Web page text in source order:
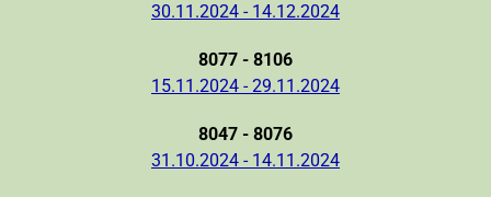
30.11.2024 - 14.12.2024
8077 - 8106
15.11.2024 - 29.11.2024
8047 - 8076
31.10.2024 - 14.11.2024